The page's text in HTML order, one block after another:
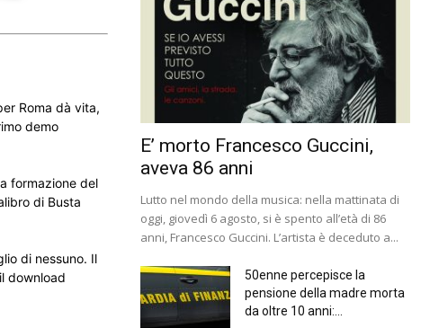
Roma dà vita,
demo
formazione del
di Busta
di nessuno. Il
download
E’ morto Francesco Guccini,
aveva 86 anni
Lutto nel mondo della musica: nella mattinata di
oggi, giovedì 6 agosto, si è spento all’età di 86
anni, Francesco Guccini. L’artista è deceduto a...
50enne percepisce la
pensione della madre morta
da oltre 10 anni:...